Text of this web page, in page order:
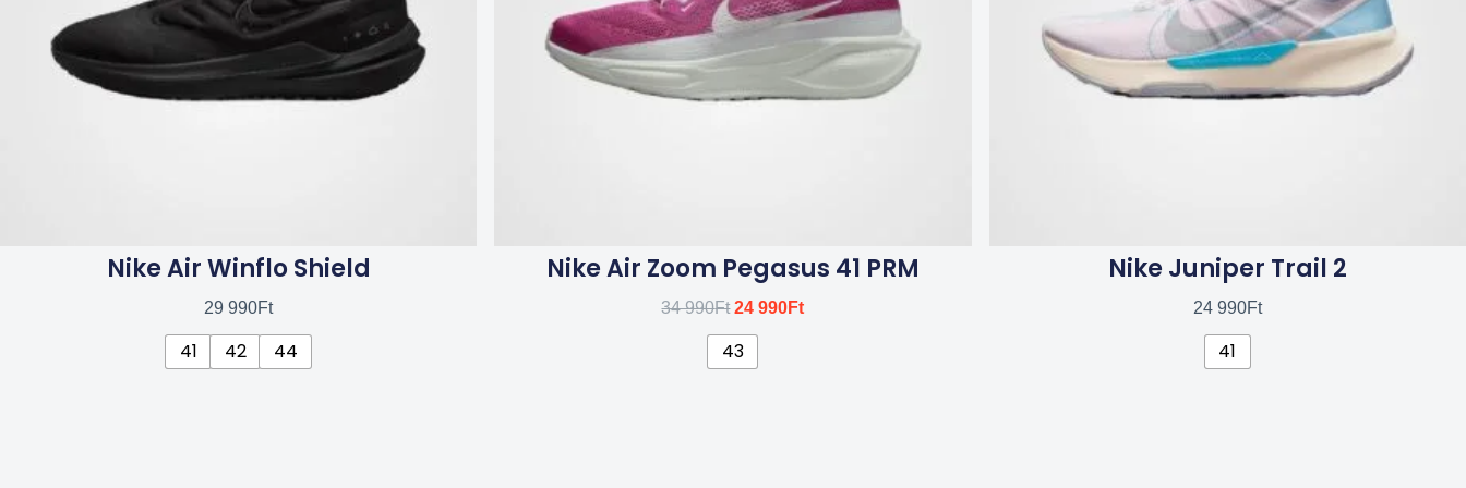
Nike Air Winflo Shield
29 990Ft
a
termékoldalon
választhatók
ki
41 42 44
Nike Air Zoom Pegasus 41 PRM
34 990Ft 24 990Ft
a
termékoldalon
választhatók
ki
43
Nike Juniper Trail 2
24 990Ft
a
termékoldalon
választhatók
ki
41